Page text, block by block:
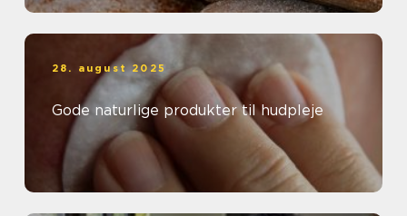
28. august 2025
Gode naturlige produkter til hudpleje